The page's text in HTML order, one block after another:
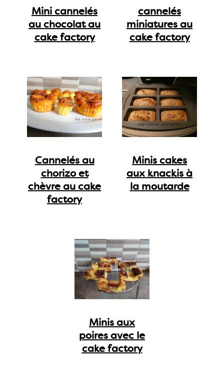
Mini cannelés
au chocolat au
cake factory
cannelés
miniatures au
cake factory
Cannelés au
chorizo et
chèvre au cake
factory
Minis cakes
aux knackis à
la moutarde
Minis aux
poires avec le
cake factory